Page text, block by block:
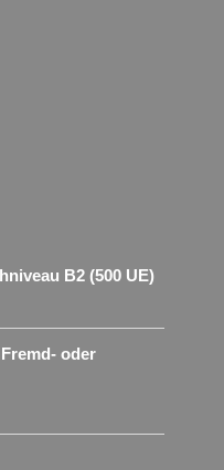
B2 (500 UE)
oder